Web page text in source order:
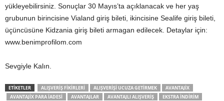
yükleyebilirsiniz. Sonuçlar 30 Mayıs’ta açıklanacak ve her yaş
grubunun birincisine Vialand giriş bileti, ikincisine Sealife giriş bileti,
üçüncüsüne Kidzania giriş bileti armagan edilecek. Detaylar için:
www.benimprofilom.com
Sevgiyle Kalın.
ETIKETLER ALIŞVERIŞ FIKIRLERI ALIŞVERIŞI UCUZA GETIRMEK
AVANTAJIX
AVANTAJIX PARA IADESI
AVANTAJLAR AVANTAJLI ALIŞVERIŞ
EKSTRA INDIRIM